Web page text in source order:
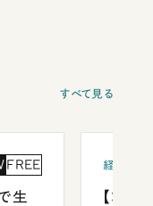
すべて見る
FREE
生
経済・ビ
【コン